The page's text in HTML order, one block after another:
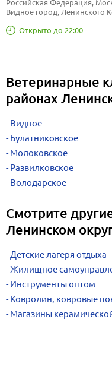
Открыто до 22:00
Российская Федерация,
Видное город, Ленинского
Ветеринарные
районах
Видное
Булатниковское
Молоковское
Развилковское
Володарское
Смотрите
Ленинском
Детские лагеря отдыха
Жилищное
Инструменты оптом
Ковролин, ковровые
Магазины